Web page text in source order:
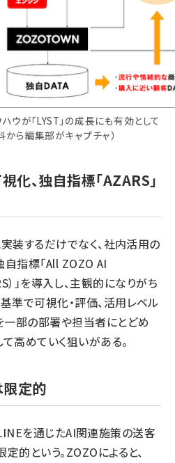
ウが「LYST」の成長にも有効として
から編集部がキャプチャ）
化、独自指標「AZARS」
装するだけでなく、社内活用の
自指標「All ZOZO AI
」を導入し、主観的になりがち
準で可視化・評価、活用レベル
一部の部署や担当者にとどめ
高めていく狙いがある。
定的
を通じたAI関連施策の送客
的という。ZOZOによると、